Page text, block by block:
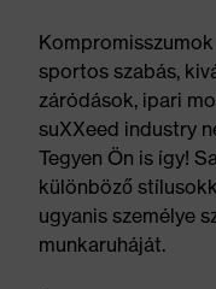
sportos szabás,
záródások, ipari
suXXeed industry
Tegyen Ön is így!
különböző
ugyanis személye
munkaruháját.